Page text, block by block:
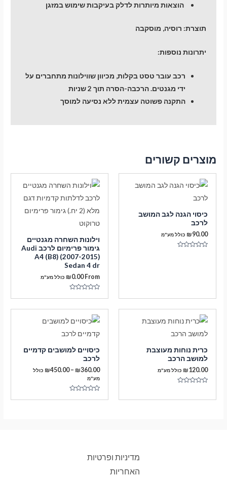
הוצאות מיותרות לדלק בעיקבות שימוש במזגן
תוצרת: רוסיה, מוסקבה
יתרונות נוספות:
רכב עובר טסט בקלות, מכיוון שווילונות מתחברים על
ידי מגנטים. הרכבה-הסרה תוך 2 שניות
התקנה פשוטה עצמית ללא נסיעה למוסך
מוצרים קשורים
כיסוי הגנה לגב המושב
לרכב
₪90.00 כולל מע"מ
וילונות השחרה מגנטיים
גימור פרימיום לרכב Audi
A4 (B8) (2007-2015)
Sedan 4 dr
From
₪0.00 כולל מע"מ
כרית נוחות מעוצבת
למושב הרכב
₪120.00 כולל מע"מ
מתוך
כיסויים למושבים קדמיים
לרכב
₪360.00
–
₪450.00
טווח
כולל
מע"מ
מדיניות ופרטיות
האחריות